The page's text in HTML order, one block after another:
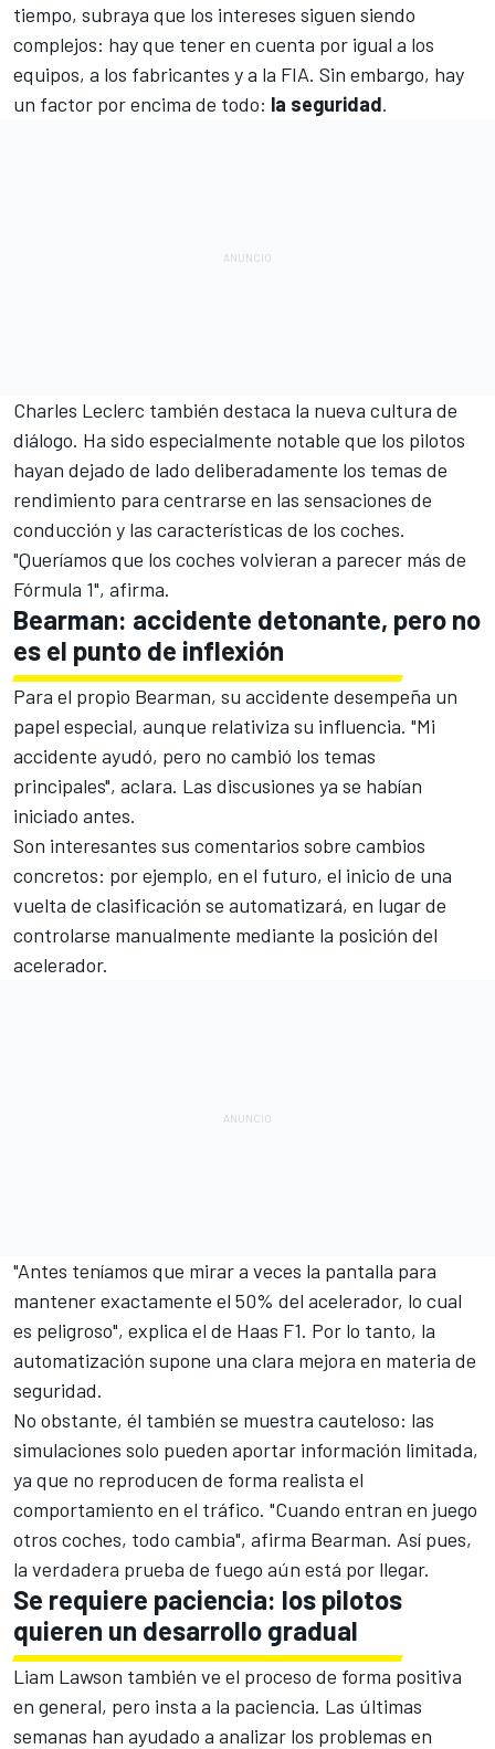
tiempo, subraya que los intereses siguen siendo
complejos: hay que tener en cuenta por igual a los
equipos, a los fabricantes y a la FIA. Sin embargo, hay
un factor por encima de todo: la seguridad.
Charles Leclerc también destaca la nueva cultura de
diálogo. Ha sido especialmente notable que los pilotos
hayan dejado de lado deliberadamente los temas de
rendimiento para centrarse en las sensaciones de
conducción y las características de los coches.
"Queríamos que los coches volvieran a parecer más de
Fórmula 1", afirma.
Bearman: accidente detonante, pero no
es el punto de inflexión
Para el propio Bearman, su accidente desempeña un
papel especial, aunque relativiza su influencia. "Mi
accidente ayudó, pero no cambió los temas
principales", aclara. Las discusiones ya se habían
iniciado antes.
Son interesantes sus comentarios sobre cambios
concretos: por ejemplo, en el futuro, el inicio de una
vuelta de clasificación se automatizará, en lugar de
controlarse manualmente mediante la posición del
acelerador.
"Antes teníamos que mirar a veces la pantalla para
mantener exactamente el 50% del acelerador, lo cual
es peligroso", explica el de Haas F1. Por lo tanto, la
automatización supone una clara mejora en materia de
seguridad.
No obstante, él también se muestra cauteloso: las
simulaciones solo pueden aportar información limitada,
ya que no reproducen de forma realista el
comportamiento en el tráfico. "Cuando entran en juego
otros coches, todo cambia", afirma Bearman. Así pues,
la verdadera prueba de fuego aún está por llegar.
Se requiere paciencia: los pilotos
quieren un desarrollo gradual
Liam Lawson también ve el proceso de forma positiva
en general, pero insta a la paciencia. Las últimas
semanas han ayudado a analizar los problemas en